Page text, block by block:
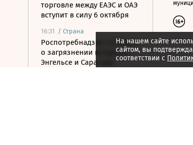
торговле между ЕАЭС и ОАЭ
вступит в силу 6 октября
16:31 / Страна
Роспотребнадзор сообщил
о загрязнении воздуха в
Энгельсе и Саратове
На нашем сайте
сайтом, вы
соответствии с